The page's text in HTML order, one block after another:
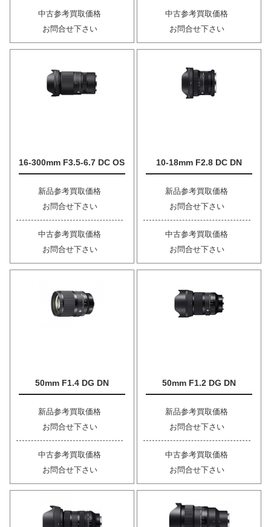
中古参考買取価格
お問合せ下さい
中古参考買取価格
お問合せ下さい
16-300mm F3.5-6.7 DC OS
新品参考買取価格
お問合せ下さい
中古参考買取価格
お問合せ下さい
10-18mm F2.8 DC DN
新品参考買取価格
お問合せ下さい
中古参考買取価格
お問合せ下さい
50mm F1.4 DG DN
新品参考買取価格
お問合せ下さい
中古参考買取価格
お問合せ下さい
50mm F1.2 DG DN
新品参考買取価格
お問合せ下さい
中古参考買取価格
お問合せ下さい